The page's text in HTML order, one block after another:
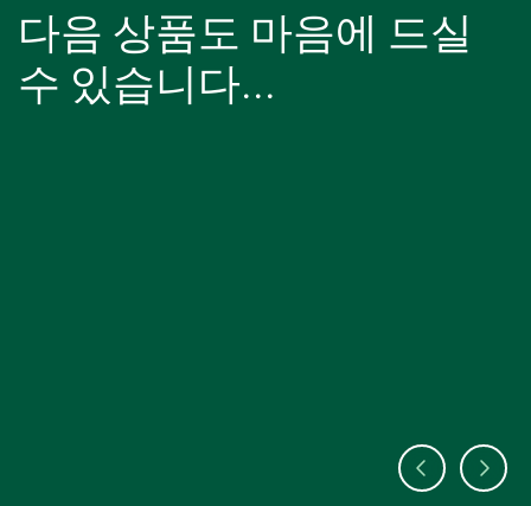
다음 상품도 마음에 드실
수 있습니다...